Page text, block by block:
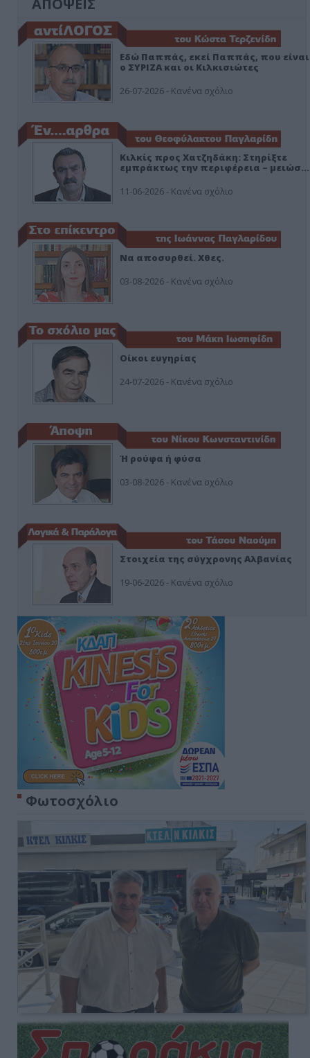
ΑΠΟΨΕΙΣ
Εδώ Παππάς, εκεί Παππάς, που είναι
ο ΣΥΡΙΖΑ και οι Κιλκισιώτες
26-07-2026 - Κανένα σχόλιο
Κιλκίς προς Χατζηδάκη: Στηρίξτε
εμπράκτως την περιφέρεια – μειώσ…
11-06-2026 - Κανένα σχόλιο
Να αποσυρθεί. Χθες.
03-08-2026 - Κανένα σχόλιο
Οίκοι ευγηρίας
24-07-2026 - Κανένα σχόλιο
Ή ρούφα ή φύσα
03-08-2026 - Κανένα σχόλιο
Στοιχεία της σύγχρονης Αλβανίας
19-06-2026 - Κανένα σχόλιο
Φωτοσχόλιο